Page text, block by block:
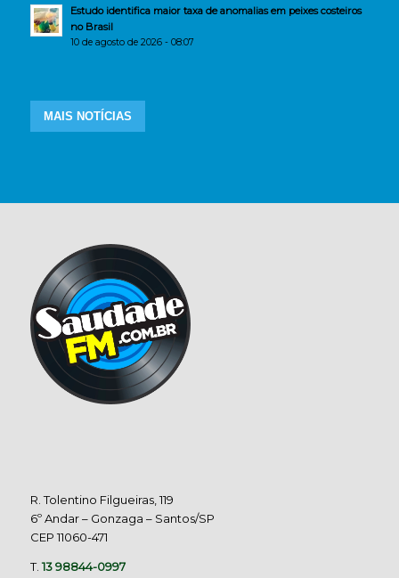
Estudo identifica maior taxa de anomalias em peixes costeiros
no Brasil
10 de agosto de 2026 - 08:07
MAIS NOTÍCIAS
R. Tolentino Filgueiras, 119
6º Andar – Gonzaga – Santos/SP
CEP 11060-471
T.13 98844-0997